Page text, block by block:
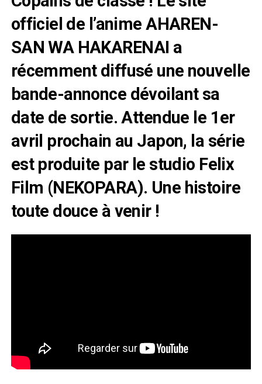
officiel de l’anime AHAREN-
SAN WA HAKARENAI a
récemment diffusé une nouvelle
bande-annonce dévoilant sa
date de sortie. Attendue le 1er
avril prochain au Japon, la série
est produite par le studio Felix
Film (NEKOPARA). Une histoire
toute douce à venir !